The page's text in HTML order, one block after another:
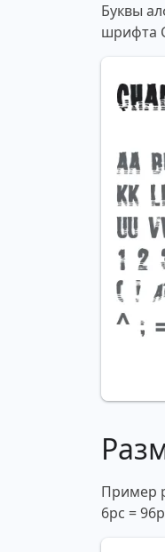
Буквы
шрифта
Пример
6pc =